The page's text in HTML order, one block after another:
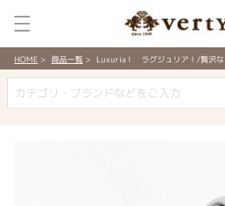
HOME 商品一覧 Luxuria！ ラグジュリア！/贅沢な